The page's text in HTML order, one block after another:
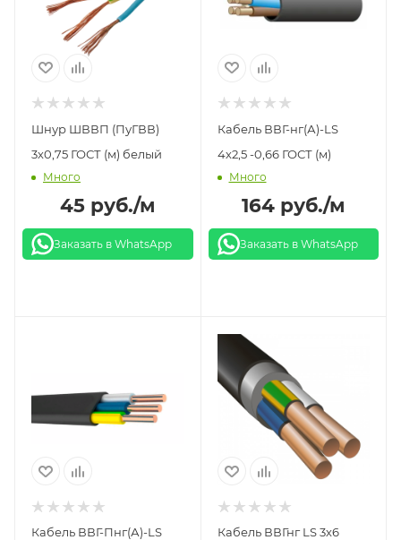
Шнур ШВВП (ПуГВВ)
3х0,75 ГОСТ (м) белый
Много
45руб./м
Заказать в WhatsApp
Кабель ВВГ-нг(А)-LS
4х2,5 -0,66 ГОСТ (м)
Много
164руб./м
Заказать в WhatsApp
Кабель ВВГ-Пнг(А)-LS
Кабель ВВГнг LS 3х6